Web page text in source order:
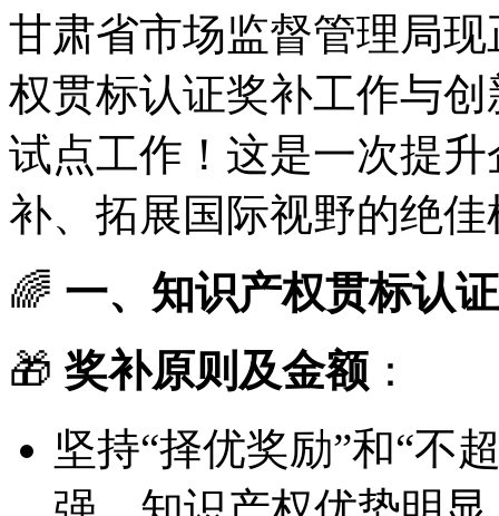
甘肃省市场监督管理局
权贯标认证奖补工作与
试点工作！这是一次提
补、拓展国际视野的绝
🌈 一、知识产权贯标认
🎁 奖补原则及金额 ：
坚持“择优奖励”和“不